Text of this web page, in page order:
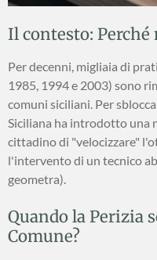
Il contesto: Perché
Per decenni, migliaia di
1985, 1994 e 2003) sono
comuni siciliani. Per
Siciliana ha introdotto una
cittadino di "velocizzare"
l'intervento di un tecnico
geometra).
Quando la Perizia
Comune?